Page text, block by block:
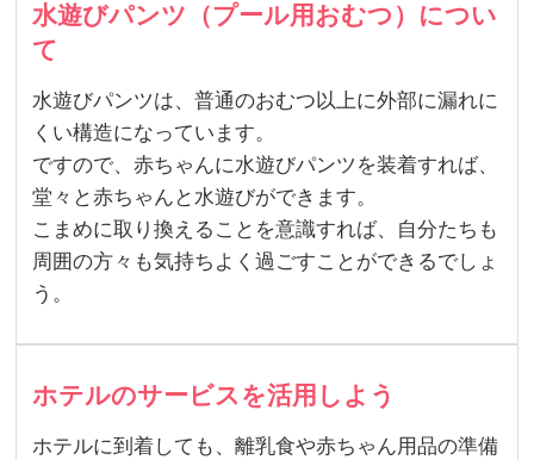
水遊びパンツ（プール用おむつ）につい
て
水遊びパンツは、普通のおむつ以上に外部に漏れに
くい構造になっています。
ですので、赤ちゃんに水遊びパンツを装着すれば、
堂々と赤ちゃんと水遊びができます。
こまめに取り換えることを意識すれば、自分たちも
周囲の方々も気持ちよく過ごすことができるでしょ
う。
ホテルのサービスを活用しよう
ホテルに到着しても、離乳食や赤ちゃん用品の準備